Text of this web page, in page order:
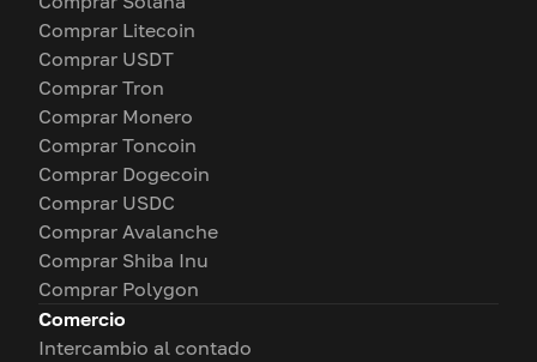
Comprar Litecoin
Comprar USDT
Comprar Tron
Comprar Monero
Comprar Toncoin
Comprar Dogecoin
Comprar USDC
Comprar Avalanche
Comprar Shiba Inu
Comprar Polygon
Comercio
Intercambio al contado